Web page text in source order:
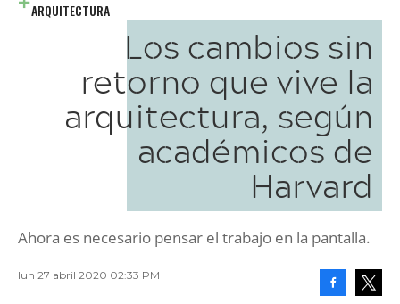
ARQUITECTURA
Los cambios sin
retorno que vive la
arquitectura, según
académicos de
Harvard
Ahora es necesario pensar el trabajo en la pantalla.
lun 27 abril 2020 02:33 PM